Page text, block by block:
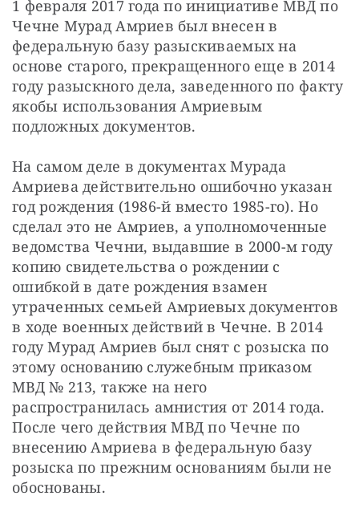
1 февраля 2017 года по инициативе МВД по
Чечне Мурад Амриев был внесен в
федеральную базу разыскиваемых на
основе старого, прекращенного еще в 2014
году разыскного дела, заведенного по факту
якобы использования Амриевым
подложных документов.
На самом деле в документах Мурада
Амриева действительно ошибочно указан
год рождения (1986-й вместо 1985-го). Но
сделал это не Амриев, а уполномоченные
ведомства Чечни, выдавшие в 2000-м году
копию свидетельства о рождении с
ошибкой в дате рождения взамен
утраченных семьей Амриевых документов
в ходе военных действий в Чечне. В 2014
году Мурад Амриев был снят с розыска по
этому основанию служебным приказом
МВД № 213, также на него
распространилась амнистия от 2014 года.
После чего действия МВД по Чечне по
внесению Амриева в федеральную базу
розыска по прежним основаниям были не
обоснованы.